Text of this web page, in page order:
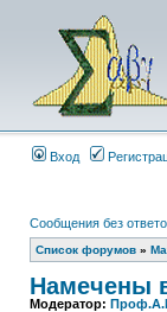
Вход
Сообщения без
Список форумов »
Намечены
Модератор: